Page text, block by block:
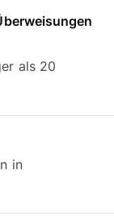
als 20
in